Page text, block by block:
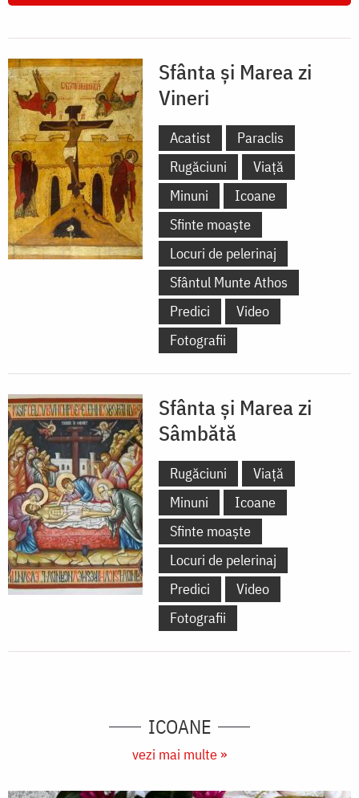
Sfânta și Marea zi
Vineri
Acatist
Paraclis
Rugăciuni
Viață
Minuni
Icoane
Sfinte moaște
Locuri de pelerinaj
Sfântul Munte Athos
Predici
Video
Fotografii
Sfânta și Marea zi
Sâmbătă
Rugăciuni
Viață
Minuni
Icoane
Sfinte moaște
Locuri de pelerinaj
Predici
Video
Fotografii
ICOANE
vezi mai multe »